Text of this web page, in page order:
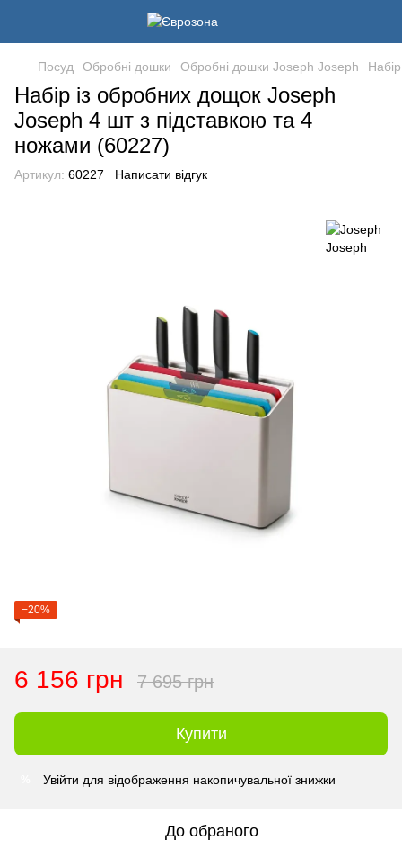
Посуд Обробні дошки Обробні дошки Joseph Joseph
Набір із обробних дощок Joseph
Joseph 4 шт з підставкою та 4
ножами (60227)
Артикул: 60227 Написати відгук
−20%
6 156 грн 7 695 грн
Купити
Увійти для відображення накопичувальної знижки
До обраного